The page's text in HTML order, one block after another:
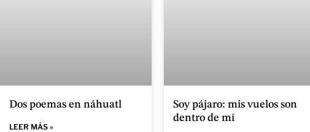
Dos poemas en náhuatl
LEER MÁS »
Soy pájaro: mis vuelos son
dentro de mí